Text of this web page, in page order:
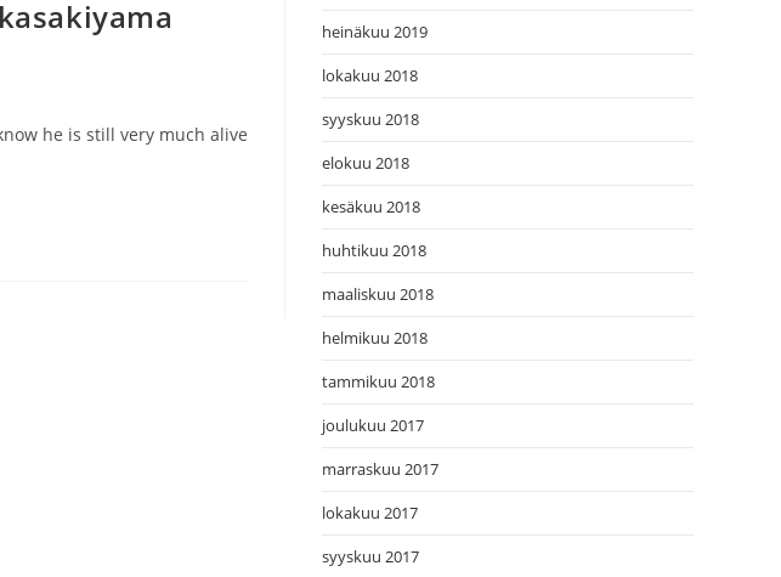
he is still very much alive
heinäkuu 2019
lokakuu 2018
syyskuu 2018
elokuu 2018
kesäkuu 2018
huhtikuu 2018
maaliskuu 2018
helmikuu 2018
tammikuu 2018
joulukuu 2017
marraskuu 2017
lokakuu 2017
syyskuu 2017